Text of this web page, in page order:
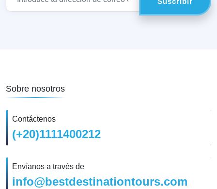
Sobre nosotros
Contáctenos
(+20)1111400212
Envíanos a través de
info@bestdestinationtours.com